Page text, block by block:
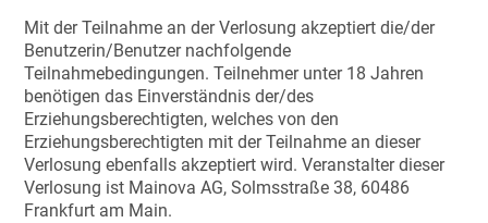
Mit der Teilnahme an der Verlosung akzeptiert die/der
Benutzerin/Benutzer nachfolgende
Teilnahmebedingungen. Teilnehmer unter 18 Jahren
benötigen das Einverständnis der/des
Erziehungsberechtigten, welches von den
Erziehungsberechtigten mit der Teilnahme an dieser
Verlosung ebenfalls akzeptiert wird. Veranstalter dieser
Verlosung ist Mainova AG, Solmsstraße 38, 60486
Frankfurt am Main.